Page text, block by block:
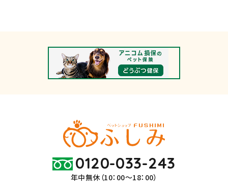
0120-033-243
年中無休（10：00～18：00）